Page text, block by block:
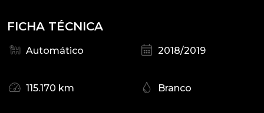
FICHA TÉCNICA
Automático 2018/2019
115.170 km Branco